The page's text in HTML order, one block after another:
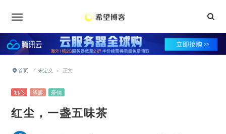
首页 › 未定义 › 正文
初心 望眼 爱情
红尘，一盏五味茶
•
•
•
•
•
•